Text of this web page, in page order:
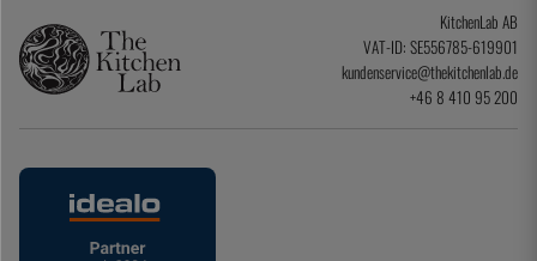
KitchenLab AB
VAT-ID: SE556785-619901
kundenservice@thekitchenlab.de
+46 8 410 95 200